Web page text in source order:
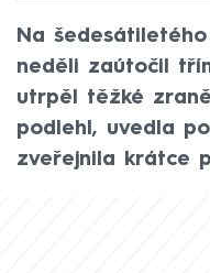
Na
neděli zaútočil
utrpěl těžké
podlehl, uvedla
zveřejnila krátce